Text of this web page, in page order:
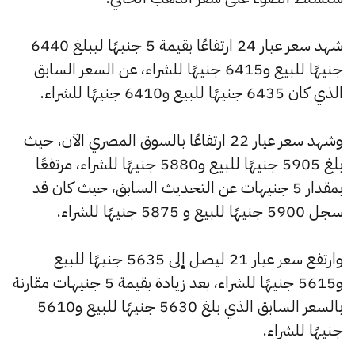
شهد سعر عيار 24 ارتفاعًا بقيمة 5 جنيهًا ليبلغ 6440
جنيهًا للبيع و6415 جنيهًا للشراء، عن السعر السابق
الذي كان 6435 جنيهًا للبيع و6410 جنيهًا للشراء.
وشهد سعر عيار 22 ارتفاعًا بالسوق المصري الآن، حيث
بلغ 5905 جنيهًا للبيع و5880 جنيهًا للشراء، مرتفعًا
بمقدار 5 جنيهات عن التحديث السابق، حيث كان قد
سجل 5900 جنيهًا للبيع و 5875 جنيهًا للشراء.
وارتفع سعر عيار 21 ليصل إلى 5635 جنيهًا للبيع
و5615 جنيهًا للشراء، بعد زيادة بقيمة 5 جنيهات مقارنة
بالسعر السابق الذي بلغ 5630 جنيهًا للبيع و5610
جنيهًا للشراء.